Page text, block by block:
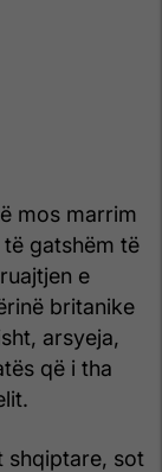
mos marrim
gatshëm të
e
britanike
arsyeja,
që i tha
shqiptare, sot